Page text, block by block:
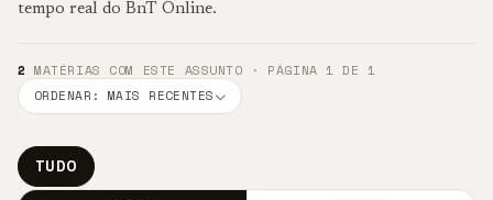
tempo real do BnT Online.
2 MATÉRIAS COM ESTE ASSUNTO · PÁGINA 1 DE 1
ORDENAR: MAIS RECENTES
TUDO